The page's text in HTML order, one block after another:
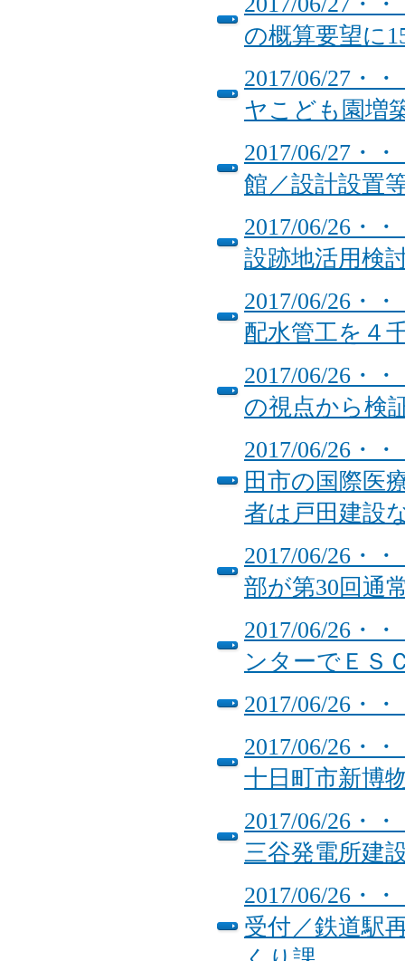
の概算要望に
2017/06/27・
ヤこども園増
2017/06/27・
館／設計設置
2017/06/26・
設跡地活用検
2017/06/26・
配水管工を４
2017/06/26・
の視点から検
2017/06/26・
田市の国際医
者は戸田建設
2017/06/26・
部が第30回通
2017/06/26・
ンターでＥＳ
2017/06/26・
2017/06/26・
十日町市新博
2017/06/26・
三谷発電所建
2017/06/26・
受付／鉄道駅